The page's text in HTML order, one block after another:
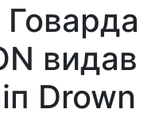
видав
Drown